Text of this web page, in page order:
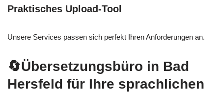
Praktisches Upload-Tool
Unsere Services passen sich perfekt Ihren Anforderungen an.
🔄Übersetzungsbüro in Bad
Hersfeld für Ihre sprachlichen